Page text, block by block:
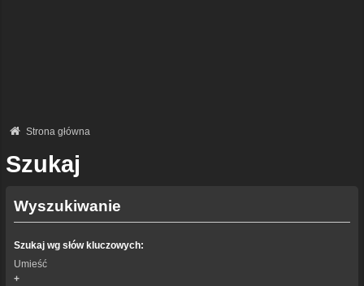
Strona główna
Szukaj
Wyszukiwanie
Szukaj wg słów kluczowych:
Umieść
+